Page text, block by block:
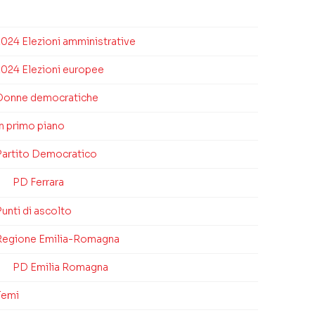
Elezioni amministrative
Elezioni europee
democratiche
primo piano
Democratico
PD Ferrara
di ascolto
Emilia-Romagna
PD Emilia Romagna